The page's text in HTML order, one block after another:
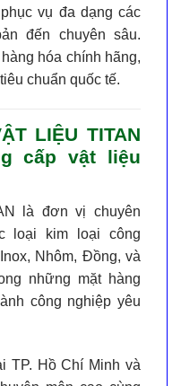
vụ đa dạng các
đến chuyên sâu.
hóa chính hãng,
chuẩn quốc tế.
LIỆU TITAN
cấp vật liệu
là đơn vị chuyên
loại kim loại công
Nhôm, Đồng, và
những mặt hàng
công nghiệp yêu
TP. Hồ Chí Minh và